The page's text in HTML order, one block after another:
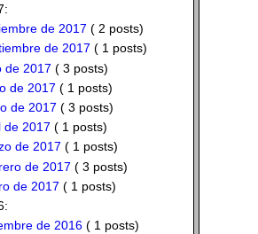
de 2017 ( 2 posts)
de 2017 ( 1 posts)
de 2017 ( 3 posts)
de 2017 ( 1 posts)
de 2017 ( 3 posts)
de 2017 ( 1 posts)
de 2017 ( 1 posts)
de 2017 ( 3 posts)
de 2017 ( 1 posts)
de 2016( 1 posts)